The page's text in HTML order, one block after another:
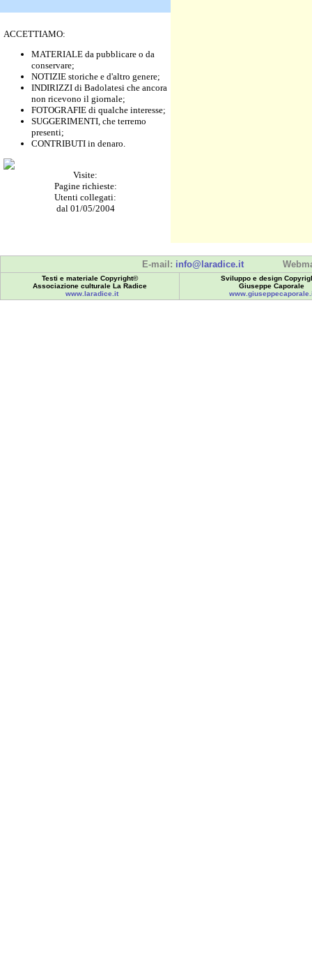
ACCETTIAMO:
MATERIALE da pubblicare o da
conservare;
NOTIZIE storiche e d'altro genere;
INDIRIZZI di Badolatesi che ancora
non ricevono il giornale;
FOTOGRAFIE di qualche interesse;
SUGGERIMENTI, che terremo
presenti;
CONTRIBUTI in denaro.
Visite:
Pagine richieste:
Utenti collegati:
dal 01/05/2004
E-mail: info@laradice.it
Testi e materiale Copyright©
Associazione culturale La Radice
www.laradice.it
Sviluppo e design
Giuseppe Caporale